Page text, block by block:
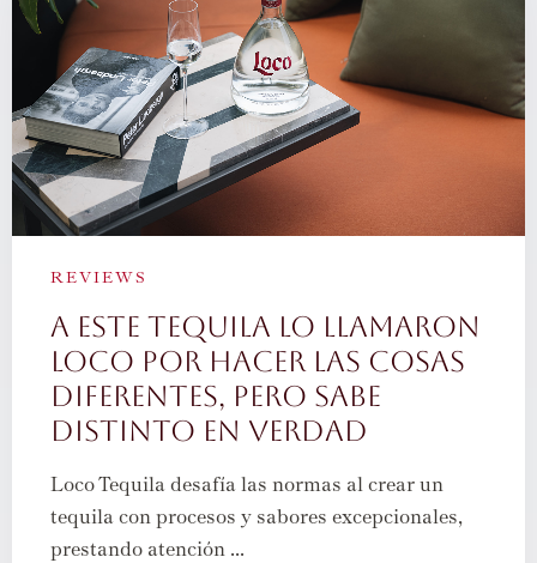
REVIEWS
A ESTE TEQUILA LO LLAMARON
LOCO POR HACER LAS COSAS
DIFERENTES, PERO SABE
DISTINTO EN VERDAD
Loco Tequila desafía las normas al crear un
tequila con procesos y sabores excepcionales,
prestando atención ...